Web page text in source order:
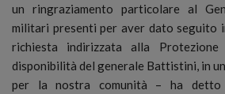
un ringraziamento particolare al
militari presenti per aver dato seguito
richiesta indirizzata alla Protezione
disponibilità del generale Battistini, in
per la nostra comunità – ha